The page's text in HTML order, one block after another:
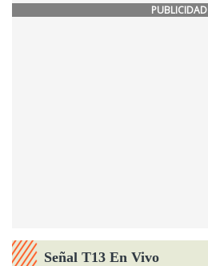
PUBLICIDAD
Señal T13 En Vivo